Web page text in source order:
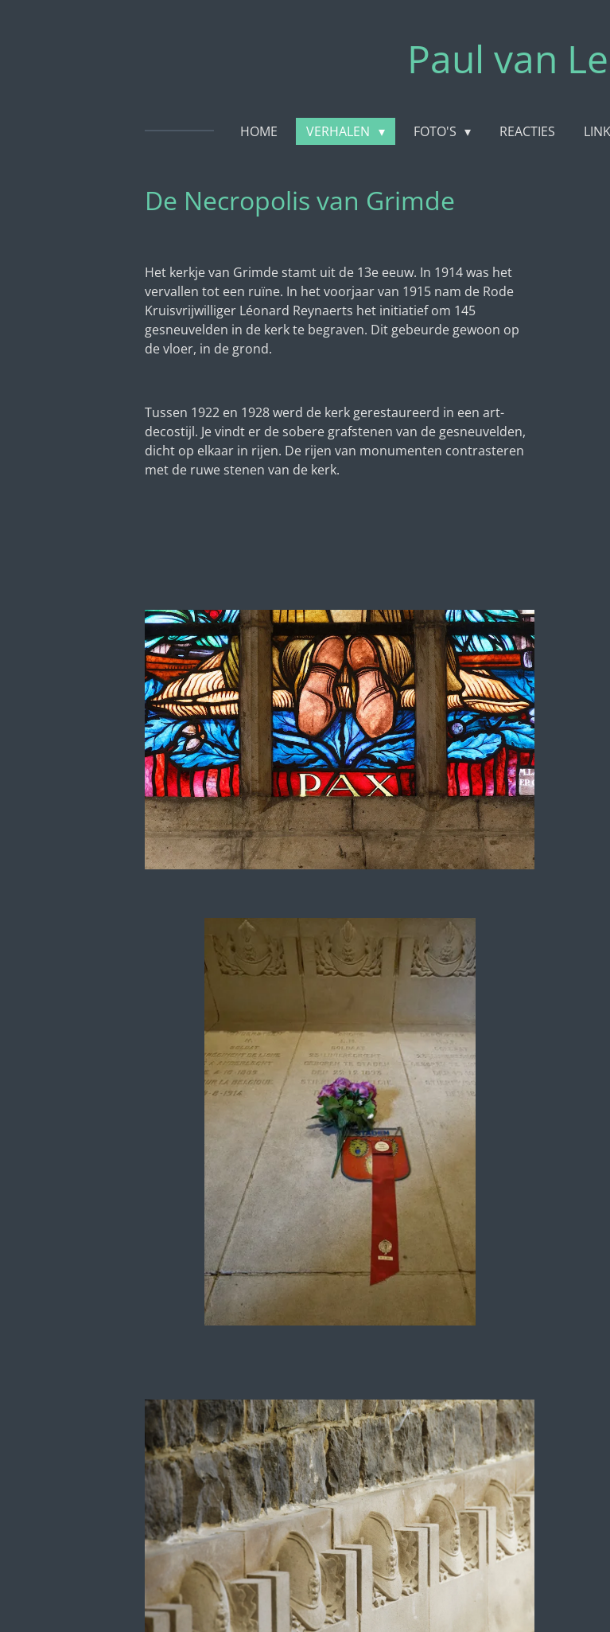
Paul van
HOME VERHALEN FOTO'S REACTIES
De Necropolis van Grimde
Het kerkje van Grimde stamt uit de 13e eeuw. In 1914 was het
vervallen tot een ruïne. In het voorjaar van 1915 nam de Rode
Kruisvrijwilliger Léonard Reynaerts het initiatief om 145
gesneuvelden in de kerk te begraven. Dit gebeurde gewoon op
de vloer, in de grond.
Tussen 1922 en 1928 werd de kerk gerestaureerd in een art-
decostijl. Je vindt er de sobere grafstenen van de gesneuvelden,
dicht op elkaar in rijen. De rijen van monumenten contrasteren
met de ruwe stenen van de kerk.